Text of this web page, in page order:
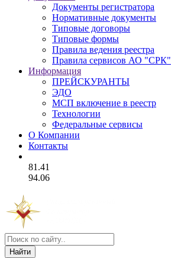
Документы регистратора
Нормативные документы
Типовые договоры
Типовые формы
Правила ведения реестра
Правила сервисов АО "СРК"
Информация
ПРЕЙСКУРАНТЫ
ЭДО
МСП включение в реестр
Технологии
Федеральные сервисы
О Компании
Контакты
81.41
94.06
Найти